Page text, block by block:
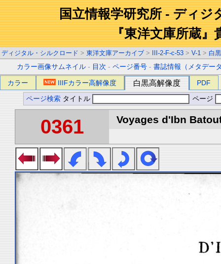
国立情報学研究所 - ディジ
『東洋文庫所蔵』
ディジタル・シルクロード > 東洋文庫アーカイブ > III-2-F-c-53 > V-1 > 白
カラー画像サムネイル - 目次 -ページ番号 -書誌情報（メタデー
カラー IIIFカラー高解像度 白黒高解像度 PDF
ページ検索 タイトル ページ
0361 Voyages d'Ibn